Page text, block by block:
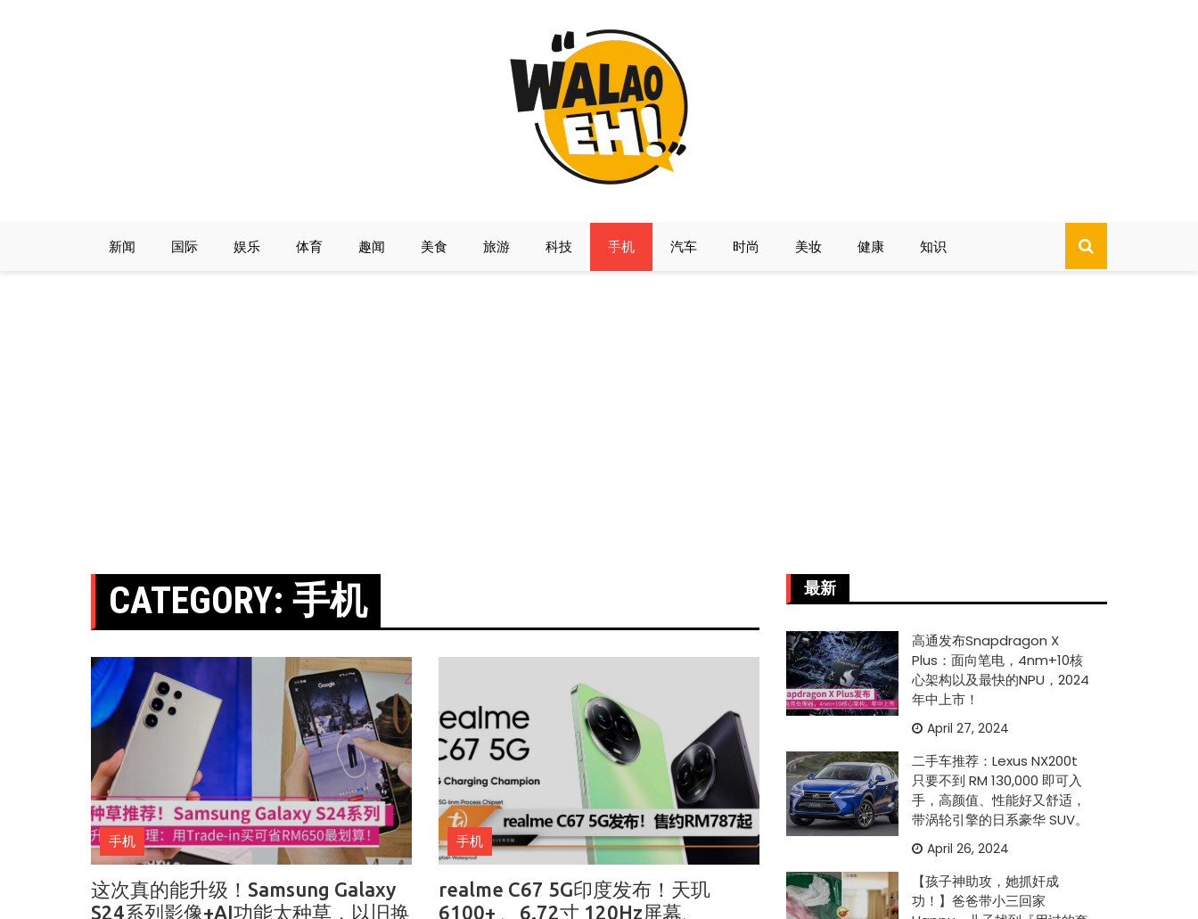
新闻 国际 娱乐 体育 趣闻 美食 旅游 科技 手机 汽车 时尚 美妆 健康 知识
CATEGORY: 手机
手机
这次真的能升级！Samsung Galaxy
S24系列影像+AI功能太种草，以旧换
手机
realme C67 5G印度发布！天玑
6100+ 、6.72寸 120Hz屏幕、
最新
高通发布Snapdragon X
Plus：面向笔电，4nm+10核
心架构以及最快的NPU，2024
年中上市！
April 27, 2024
二手车推荐：Lexus NX200t
只要不到 RM 130,000 即可入
手，高颜值、性能好又舒适，
带涡轮引擎的日系豪华 SUV。
April 26, 2024
【孩子神助攻，她抓奸成
功！】爸爸带小三回家